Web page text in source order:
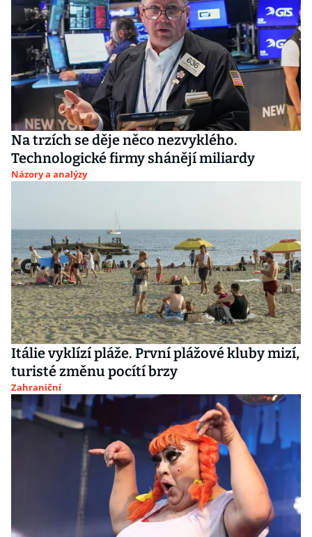
Na trzích se děje něco nezvyklého.
Technologické firmy shánějí miliardy
Názory a analýzy
Itálie vyklízí pláže. První plážové kluby mizí,
turisté změnu pocítí brzy
Zahraniční